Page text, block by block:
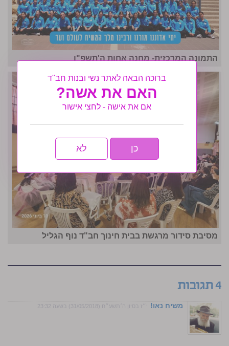
התמונה המרכזית- מחנה אחות ה'תשפ"ו
מסיבת סידור מרגשת בבית חינוך חב"ד נוף הגליל
4 תגובות
משיח נאו! י״ז בסיון ה׳תשע״ח (31/05/2018) בשעה 23:32
ברוכה הבאה לאתר נשי ובנות חב"ד
האם את אשה?
אם את אישה - לחצי אישור
כן לא